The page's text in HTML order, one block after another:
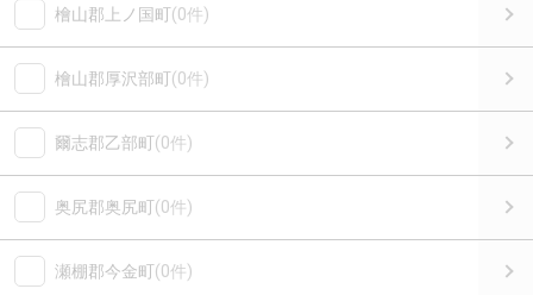
檜山郡上ノ国町(0件)
檜山郡厚沢部町(0件)
爾志郡乙部町(0件)
奥尻郡奥尻町(0件)
瀬棚郡今金町(0件)